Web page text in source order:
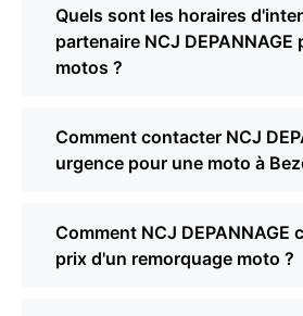
Quels sont les horaires
partenaire NCJ DEPANNAGE
motos ?
Comment contacter NCJ
urgence pour une moto à
Comment NCJ DEPANNAGE
prix d'un remorquage moto ?